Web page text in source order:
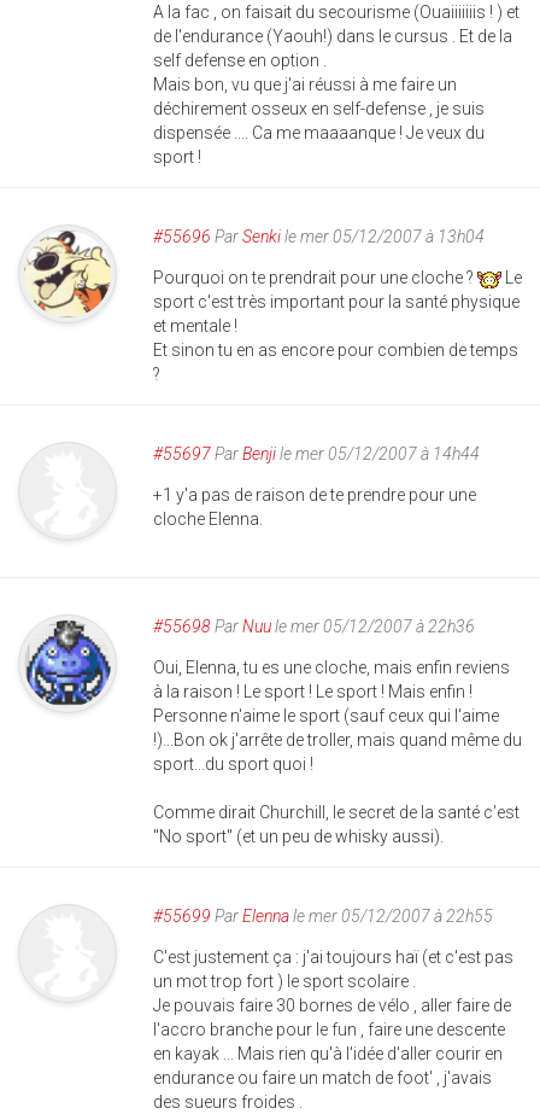
A la fac , on faisait du secourisme (Ouaiiiiiiis ! ) et
de l'endurance (Yaouh!) dans le cursus . Et de la
self defense en option .
Mais bon, vu que j'ai réussi à me faire un
déchirement osseux en self-defense , je suis
dispensée .... Ca me maaaanque ! Je veux du
sport !
#55696 ParSenkile mer 05/12/2007 à 13h04
Pourquoi on te prendrait pour une cloche ?
Le
sport c'est très important pour la santé physique
et mentale !
Et sinon tu en as encore pour combien de temps
?
#55697ParBenjile mer 05/12/2007 à 14h44
+1 y'a pas de raison de te prendre pour une
cloche Elenna.
#55698ParNuule mer 05/12/2007 à 22h36
Oui, Elenna, tu es une cloche, mais enfin reviens
à la raison ! Le sport ! Le sport ! Mais enfin !
Personne n'aime le sport (sauf ceux qui l'aime
!)...Bon ok j'arrête de troller, mais quand même du
sport...du sport quoi !
Comme dirait Churchill, le secret de la santé c'est
"No sport" (et un peu de whisky aussi).
#55699 ParElennale mer 05/12/2007 à 22h55
C'est justement ça : j'ai toujours haï (et c'est pas
un mot trop fort ) le sport scolaire .
Je pouvais faire 30 bornes de vélo , aller faire de
l'accro branche pour le fun , faire une descente
en kayak ... Mais rien qu'à l'idée d'aller courir en
endurance ou faire un match de foot' , j'avais
des sueurs froides .